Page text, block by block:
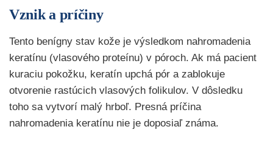
Vznik a príčiny
Tento benígny stav kože je výsledkom nahromadenia
keratínu (vlasového proteínu) v póroch. Ak má pacient
kuraciu pokožku, keratín upchá pór a zablokuje
otvorenie rastúcich vlasových folikulov. V dôsledku
toho sa vytvorí malý hrboľ. Presná príčina
nahromadenia keratínu nie je doposiaľ známa.